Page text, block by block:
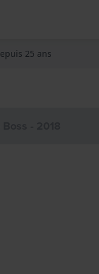
25 ans